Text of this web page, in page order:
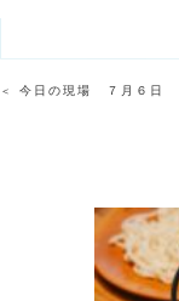
＜ 今日の現場 ７月６日